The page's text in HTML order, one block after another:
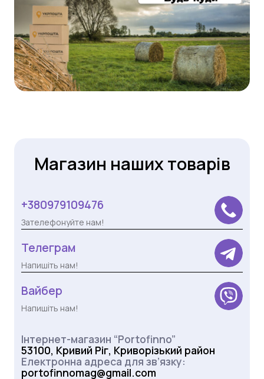
Магазин наших товарів
+380979109476
Зателефонуйте нам!
Телеграм
Напишіть нам!
Вайбер
Напишіть нам!
Інтернет-магазин “Portofinno”
53100, Кривий Ріг, Криворізький район
Електронна адреса для зв’язку:
portofinnomag@gmail.com